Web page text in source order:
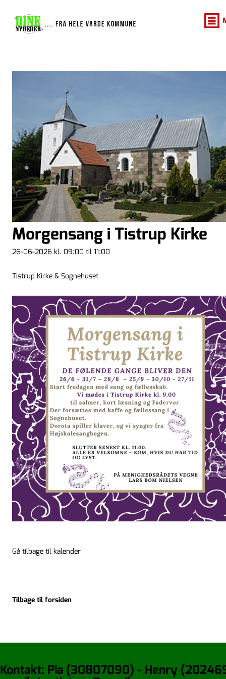
Morgensang i Tistrup Kirke
26-06-2026 kl. 09:00 til 11:00
Tistrup Kirke & Sognehuset
Gå tilbage til kalender
Tilbage til forsiden
Kontakt: Pia (30807090) - Henry